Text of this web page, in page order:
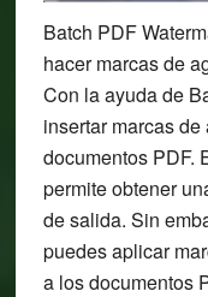
Batch PDF
hacer marcas de
Con la ayuda de
insertar marcas
documentos PDF.
permite obtener
de salida. Sin
puedes aplicar
a los documentos